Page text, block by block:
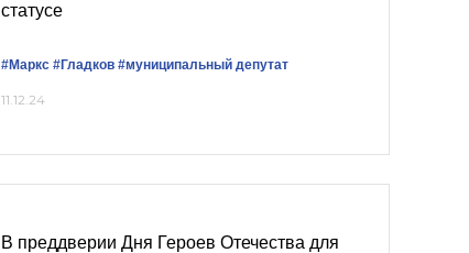
статусе
#Маркс #Гладков #муниципальный депутат
11.12.24
В преддверии Дня Героев Отечества для